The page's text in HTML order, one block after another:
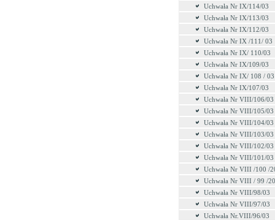
Uchwała Nr IX/114/03
Uchwała Nr IX/113/03
Uchwała Nr IX/112/03
Uchwała Nr IX /111/ 03
Uchwała Nr IX/ 110/03
Uchwała Nr IX/109/03
Uchwała Nr IX/ 108 / 03
Uchwała Nr IX/107/03
Uchwała Nr VIII/106/03
Uchwała Nr VIII/105/03
Uchwała Nr VIII/104/03
Uchwała Nr VIII/103/03
Uchwała Nr VIII/102/03
Uchwała Nr VIII/101/03
Uchwała Nr VIII /100 /
Uchwała Nr VIII / 99 /
Uchwała Nr VIII/98/03
Uchwała Nr VIII/97/03
Uchwała Nr.VIII/96/03